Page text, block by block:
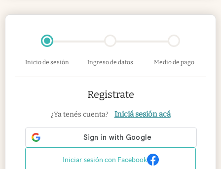
Inicio de sesión Ingreso de datos Medio de pago
Registrate
¿Ya tenés cuenta? Iniciá sesión acá
Iniciar sesión con Facebook